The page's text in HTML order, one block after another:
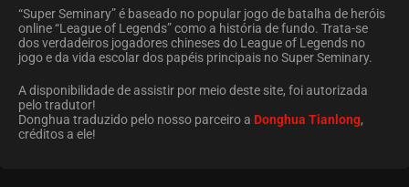
“Super Seminary” é baseado no popular jogo de batalha de heróis
online “League of Legends” como a história de fundo. Trata-se
dos verdadeiros jogadores chineses do League of Legends no
jogo e da vida escolar dos papéis principais no Super Seminary.
A disponibilidade de assistir por meio deste site, foi autorizada
pelo tradutor!
Donghua traduzido pelo nosso parceiro a Donghua Tianlong,
créditos a ele!